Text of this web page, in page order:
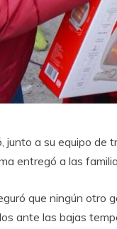
a su equipo de
entregó a las
que ningún otro
ante las bajas